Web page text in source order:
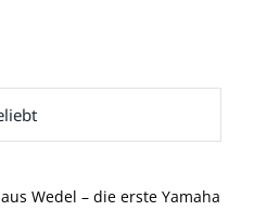
Wedel – die erste Yamaha